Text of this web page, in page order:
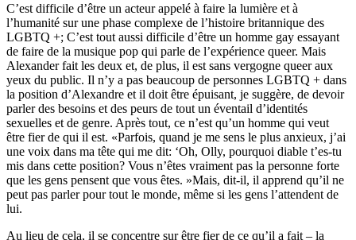
C’est difficile d’être un acteur appelé à faire la lumière et à
l’humanité sur une phase complexe de l’histoire britannique des
LGBTQ +; C’est tout aussi difficile d’être un homme gay essayant
de faire de la musique pop qui parle de l’expérience queer. Mais
Alexander fait les deux et, de plus, il est sans vergogne queer aux
yeux du public. Il n’y a pas beaucoup de personnes LGBTQ + dans
la position d’Alexandre et il doit être épuisant, je suggère, de devoir
parler des besoins et des peurs de tout un éventail d’identités
sexuelles et de genre. Après tout, ce n’est qu’un homme qui veut
être fier de qui il est. «Parfois, quand je me sens le plus anxieux, j’ai
une voix dans ma tête qui me dit: ‘Oh, Olly, pourquoi diable t’es-tu
mis dans cette position? Vous n’êtes vraiment pas la personne forte
que les gens pensent que vous êtes. »Mais, dit-il, il apprend qu’il ne
peut pas parler pour tout le monde, même si les gens l’attendent de
lui.
Au lieu de cela, il se concentre sur être fier de ce qu’il a fait – la